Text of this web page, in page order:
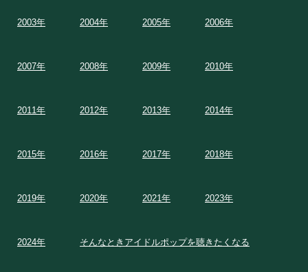
2003年 2004年 2005年 2006年
2007年 2008年 2009年 2010年
2011年 2012年 2013年 2014年
2015年 2016年 2017年 2018年
2019年 2020年 2021年 2023年
2024年 そんなときアイドルポップを聴きたくなる